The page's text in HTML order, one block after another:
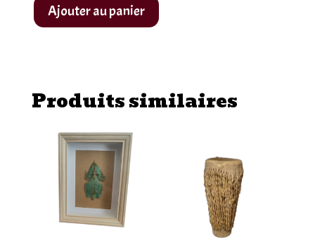
quantitéAjouter au panier
Produits similaires